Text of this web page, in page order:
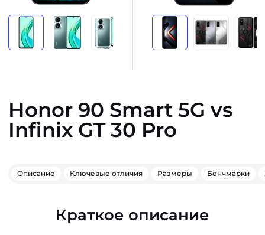
Honor 90 Smart 5G vs
Infinix GT 30 Pro
Описание Ключевые отличия Размеры Бенчмарки
Краткое описание